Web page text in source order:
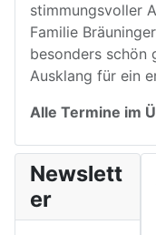
stimmungsvoller
Familie
besonders schön
Ausklang für ein
Alle Termine im
Newslett
er